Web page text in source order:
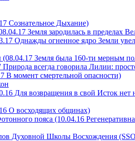
Сознательное Дыхание)
Земля зародилась в пределах
Однажды огненное ядро Земли
Земля была 160-ти мерным
всегда говорила Лилии:
В момент смертельной опасности)
Для возвращения в свой Исток нет
О восходящих общинах)
пояса (10.04.16
Духовной Школы Восхождения